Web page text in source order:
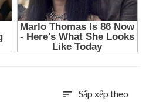
sort Sắp xếp theo